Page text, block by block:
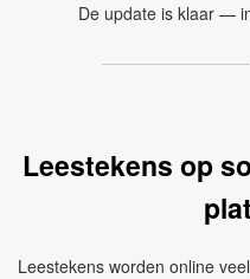
De update is klaar —
Leestekens op
Leestekens worden online